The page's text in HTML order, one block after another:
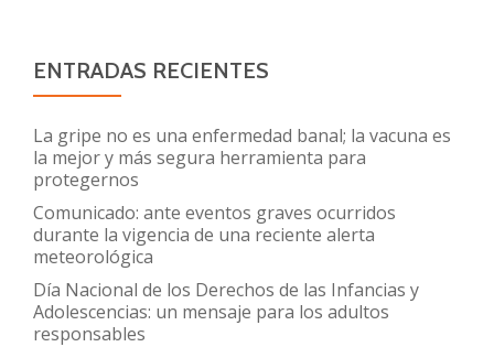
ENTRADAS RECIENTES
La gripe no es una enfermedad banal; la vacuna es
la mejor y más segura herramienta para
protegernos
Comunicado: ante eventos graves ocurridos
durante la vigencia de una reciente alerta
meteorológica
Día Nacional de los Derechos de las Infancias y
Adolescencias: un mensaje para los adultos
responsables